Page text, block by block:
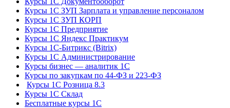
Курсы 1С ЗУП Зарплата и управление персоналом
Курсы 1С ЗУП КОРП
Курсы 1С Предприятие
Курсы 1С Яндекс Практикум
Курсы 1С-Битрикс (Bitrix)
Курсы 1С Администрирование
Курсы бизнес — аналитик 1С
Курсы по закупкам по 44‑ФЗ и 223‑ФЗ
Курсы 1С Розница 8.3
Курсы 1С Склад
Бесплатные курсы 1С